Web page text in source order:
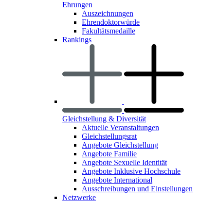
Ehrungen
Auszeichnungen
Ehrendoktorwürde
Fakultätsmedaille
Rankings
Gleichstellung & Diversität
Aktuelle Veranstaltungen
Gleichstellungsrat
Angebote Gleichstellung
Angebote Familie
Angebote Sexuelle Identität
Angebote Inklusive Hochschule
Angebote International
Ausschreibungen und Einstellungen
Netzwerke